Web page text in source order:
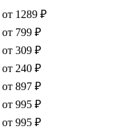
от 1289 ₽
от 799 ₽
от 309 ₽
от 240 ₽
от 897 ₽
от 995 ₽
от 995 ₽